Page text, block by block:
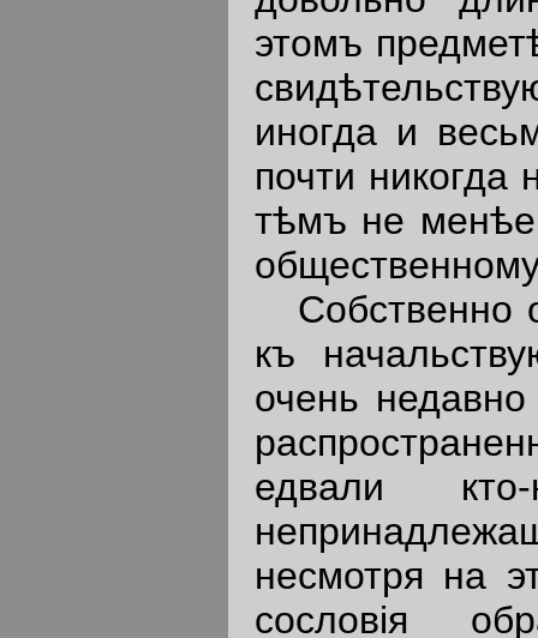
этомъ
иногда и
почти
тѣмъ не менѣе
Собственно
къ
очень
едвали
несмотря на
сословiя